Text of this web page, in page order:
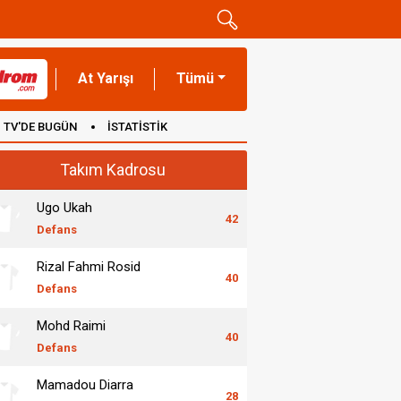
At Yarışı Tümü
TV'DE BUGÜN İSTATİSTİK
Takım Kadrosu
Ugo Ukah
Defans
42
Rizal Fahmi Rosid
Defans
40
Mohd Raimi
Defans
40
Mamadou Diarra
28